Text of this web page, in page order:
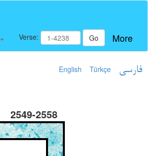
Verse: Go More
English Türkçe فارسی
2549-2558